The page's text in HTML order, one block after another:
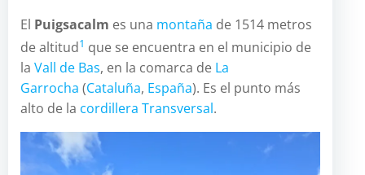
El Puigsacalm es una montaña de 1514 metros
de altitud1 que se encuentra en el municipio de
la Vall de Bas, en la comarca de La
Garrocha (Cataluña, España). Es el punto más
alto de la cordillera Transversal.